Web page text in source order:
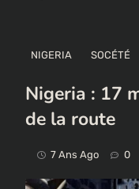
NIGERIA SOCÉTÉ
Nigeria : 17
de la route
7 Ans Ago 0